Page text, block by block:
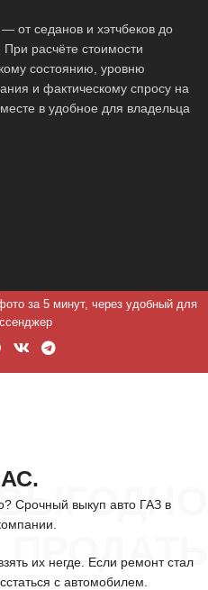
от седанов и хэтчбеков до
расчёте стоимости
состоянию, уровню
и фактическому спросу на
в удобное для владельца
за 5 минут, через удобный для
ПРОДАТЬ
Срочный выкуп авто ГАЗ в
их негде. Если ремонт стал
с автомобилем.